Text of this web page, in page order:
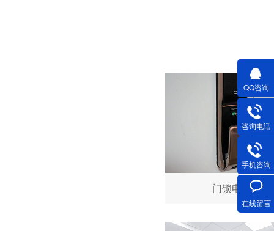
门锁电机
QQ咨询
咨询电话
手机咨询
在线留言